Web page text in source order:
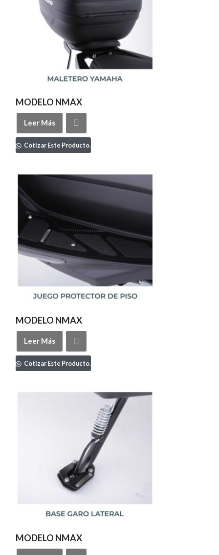
MODELO NMAX
Leer Más
Cotizar Este Producto.
MODELO NMAX
Leer Más
Cotizar Este Producto.
MODELO NMAX